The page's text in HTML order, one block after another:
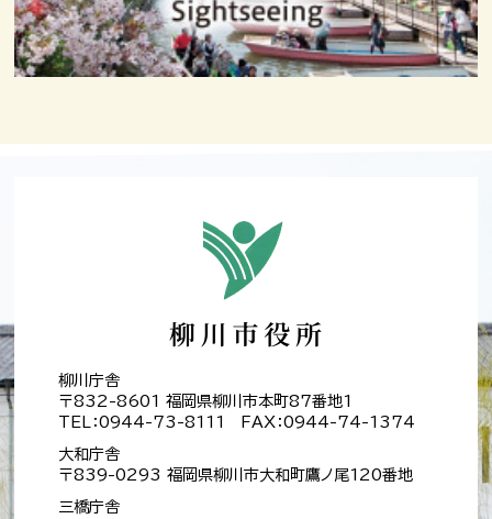
柳川庁舎
〒832-8601 福岡県柳川市本町87番地1
TEL：0944-73-8111 FAX：0944-74-1374
大和庁舎
〒839-0293 福岡県柳川市大和町鷹ノ尾120番地
三橋庁舎